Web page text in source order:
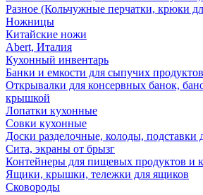
Разное (Кольчужные перчатки, крюки
Ножницы
Китайские ножи
Abert, Италия
Кухонный инвентарь
Банки и емкости для сыпучих продуктов
Открывалки для консервных банок,
крышкой
Лопатки кухонные
Совки кухонные
Доски разделочные, колоды, подставки
Сита, экраны от брызг
Контейнеры для пищевых продуктов и
Ящики, крышки, тележки для ящиков
Сковороды